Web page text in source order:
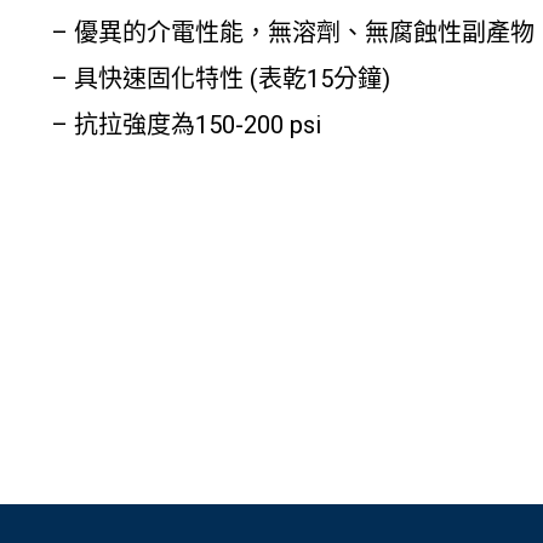
– 優異的介電性能，無溶劑、無腐蝕性副產物
– 具快速固化特性 (表乾15分鐘)
– 抗拉強度為150-200 psi